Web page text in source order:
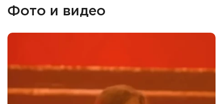
Фото и видео